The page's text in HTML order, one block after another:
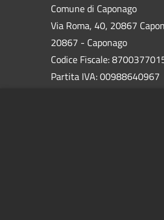
Comune di Caponago
Via Roma, 40, 20867
20867 - Caponago
Codice Fiscale:
Partita IVA: 00988640967